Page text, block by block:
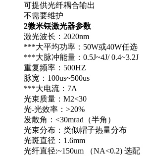
可提供光纤耦合输出
不需要维护
2微米铥激光器参数
激光波长：2020nm
***大平均功率：50W或40W任选
***大脉冲能量：0.5J~4J/ 0.4~3.2J
重复频率：500HZ
脉宽：100us~500us
***大电流：7A
光束质量：M2<30
光-光效率：>20%
发散角：<30mrad（半角）
光束分布：类似帽子热量分布
光斑直径：1.6mm
光纤直径:~150um （NA<0.2) 选配